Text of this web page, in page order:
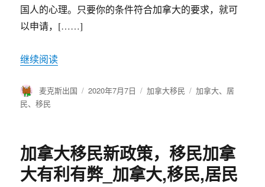
国人的心理。只要你的条件符合加拿大的要求，就可
以申请，[……]
继续阅读
作
者
麦克斯出国
发
2020年7月7日
分
加拿大移民
标
加拿大、 居
民、移民
加拿大移民新政策，移民加拿
大有利有弊_加拿大,移民,居民